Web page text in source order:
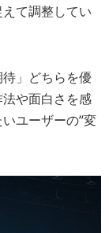
て調整してい
」どちらを優
や面白さを感
ユーザーの“変